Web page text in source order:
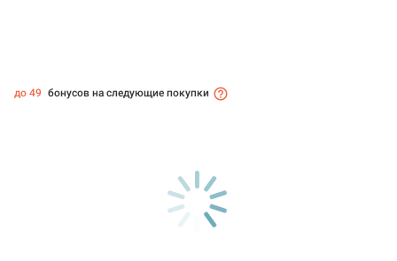
до 49 бонусов на следующие покупки